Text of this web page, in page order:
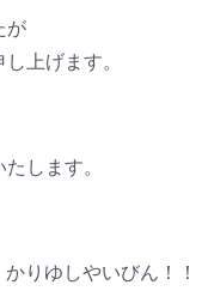
が
上げます。
します。
りゆしやいびん！！